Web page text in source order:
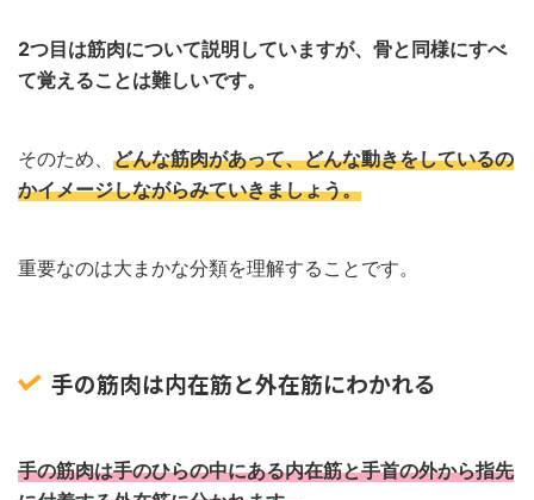
2つ目は筋肉について説明していますが、骨と同様にすべ
て覚えることは難しいです。
そのため、 どんな筋肉があって、どんな動きをしているの
かイメージしながらみていきましょう。
重要なのは大まかな分類を理解することです。
手の筋肉は内在筋と外在筋にわかれる
手の筋肉は手のひらの中にある内在筋と手首の外から指先